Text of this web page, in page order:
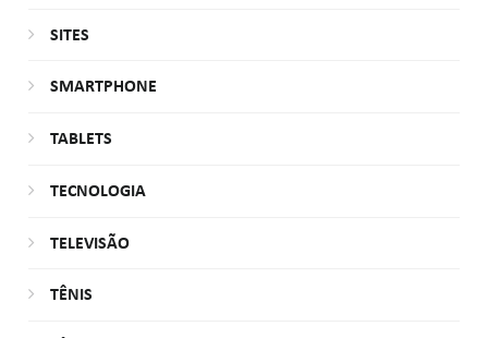
SITES
SMARTPHONE
TABLETS
TECNOLOGIA
TELEVISÃO
TÊNIS